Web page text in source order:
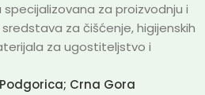
za proizvodnju i
za čišćenje, higijenskih
za ugostiteljstvo i
Crna Gora